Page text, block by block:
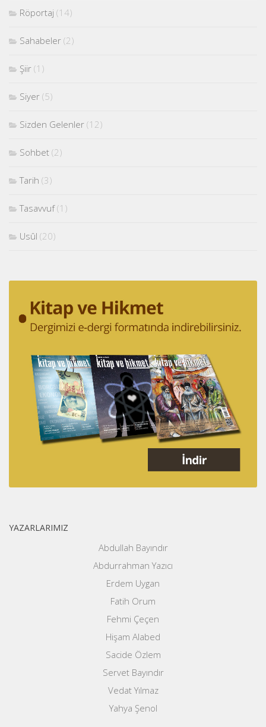
Röportaj (14)
Sahabeler (2)
Şiir (1)
Siyer (5)
Sizden Gelenler (12)
Sohbet (2)
Tarih (3)
Tasavvuf(1)
Usûl (20)
YAZARLARIMIZ
Abdullah Bayındır
Abdurrahman Yazıcı
Erdem Uygan
Fatih Orum
Fehmi Çeçen
Hişam Alabed
Sacide Özlem
Servet Bayındır
Vedat Yılmaz
Yahya Şenol